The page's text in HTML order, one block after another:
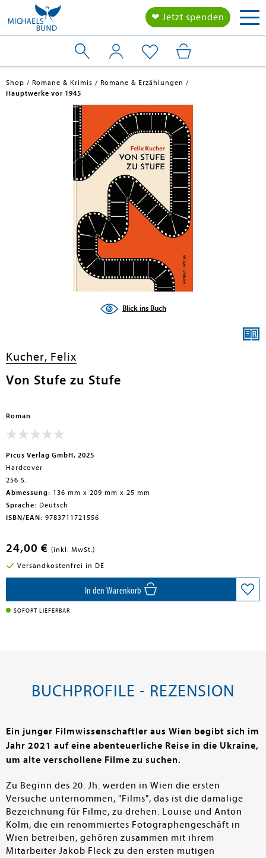
❤ Jetzt spenden
Shop Romane & Krimis
Romane & Erzählungen
Hauptwerke vor 1945
Blick ins Buch
Kucher, Felix
Von Stufe zu Stufe
Roman
Picus Verlag GmbH, 2025
Hardcover
256 S.
Abmessung: 136 mm x 209 mm x 25 mm
Sprache: Deutsch
ISBN/EAN: 9783711721556
24,00 € (inkl. MwSt.)
Versandkostenfrei in DE
In den Warenkorb
SOFORT LIEFERBAR
BUCHPROFILE - REZENSION
Ein junger Filmwissenschaftler aus Wien begibt sich im
Jahr 2021 auf eine abenteuerliche Reise in die Ukraine,
um alte verschollene Filme zu suchen.
Zu Beginn des 20. Jh. werden in Wien die ersten
Versuche unternommen, "Films", das ist die damalige
Bezeichnung für Filme, zu drehen. Louise und Anton
Kolm, die ein renommiertes Fotographengeschäft in
Wien betreiben, gehören zusammen mit ihrem
Mitarbeiter Jakob Fleck zu den ersten mutigen